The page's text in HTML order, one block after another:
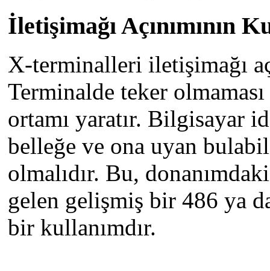
İletişimağı Açınımının
X-terminalleri iletişimağı
Terminalde teker
ortamı yaratır. Bilgisayar
belleğe ve ona uyan
olmalıdır. Bu,
gelen gelişmiş bir 486 ya
bir kullanımdır.